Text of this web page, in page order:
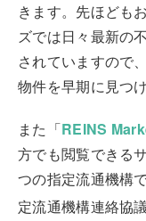
きます。先ほども
ズでは日々最新の
されていますので
物件を早期に見つ
また「REINS
方でも閲覧できる
つの指定流通機構
定流通機構連絡協